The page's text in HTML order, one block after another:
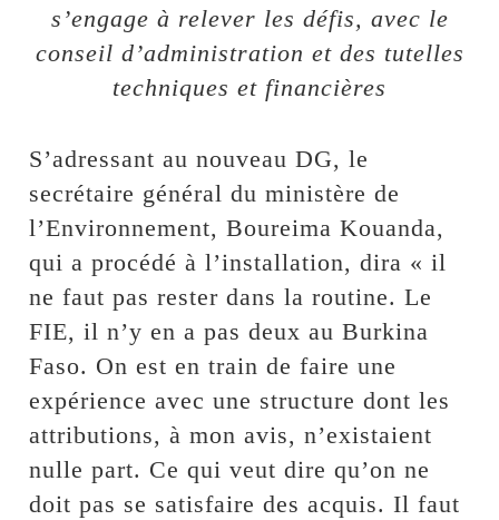
s’engage à relever les défis, avec le
conseil d’administration et des tutelles
techniques et financières
S’adressant au nouveau DG, le
secrétaire général du ministère de
l’Environnement, Boureima Kouanda,
qui a procédé à l’installation, dira « il
ne faut pas rester dans la routine. Le
FIE, il n’y en a pas deux au Burkina
Faso. On est en train de faire une
expérience avec une structure dont les
attributions, à mon avis, n’existaient
nulle part. Ce qui veut dire qu’on ne
doit pas se satisfaire des acquis. Il faut